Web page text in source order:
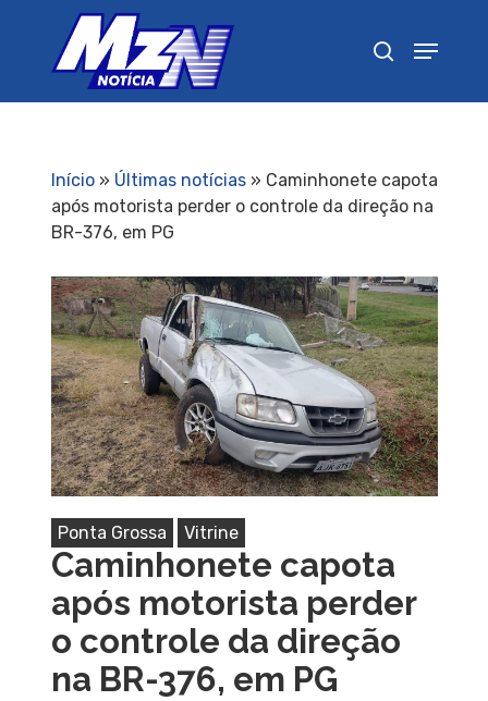
Início» Últimas notícias» Caminhonete capota
após motorista perder o controle da direção na
BR-376, em PG
Ponta Grossa Vitrine
Caminhonete capota
após motorista perder
o controle da direção
na BR-376, em PG